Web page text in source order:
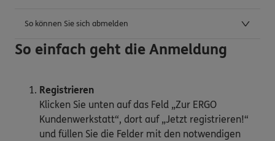
So können Sie sich abmelden
So einfach geht die Anmeldung
Registrieren
Klicken Sie unten auf das Feld „Zur ERGO
Kundenwerkstatt“, dort auf „Jetzt registrieren!“
und füllen Sie die Felder mit den notwendigen